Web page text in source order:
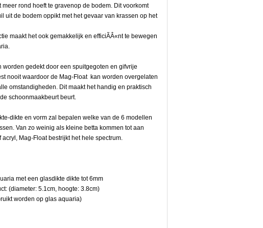
rond hoeft te gravenop de bodem. Dit voorkomt
uit de bodem oppikt met het gevaar van krassen op het
maakt het ook gemakkelijk en efficiÃÂ«nt te bewegen
worden gedekt door een spuitgegoten en gifvrije
nooit waardoor de Mag-Float kan worden overgelaten
omstandigheden. Dit maakt het handig en praktisch
schoonmaakbeurt beurt.
dikte en vorm zal bepalen welke van de 6 modellen
Van zo weinig als kleine betta kommen tot aan
Mag-Float bestrijkt het hele spectrum.
met een glasdikte dikte tot 6mm
(diameter: 5.1cm, hoogte: 3.8cm)
worden op glas aquaria)